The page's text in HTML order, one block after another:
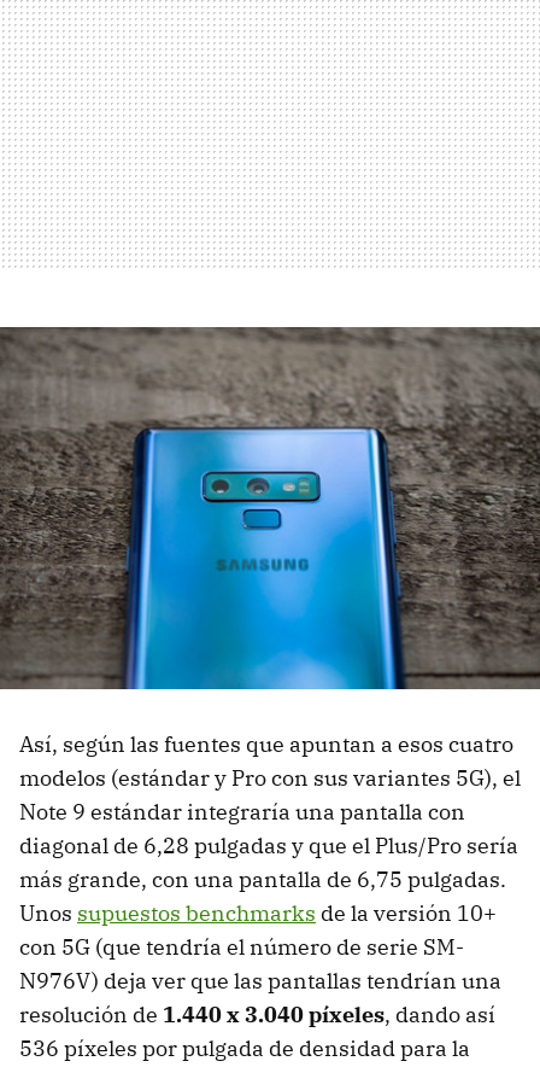
Así, según las fuentes que apuntan a esos cuatro
modelos (estándar y Pro con sus variantes 5G), el
Note 9 estándar integraría una pantalla con
diagonal de 6,28 pulgadas y que el Plus/Pro sería
más grande, con una pantalla de 6,75 pulgadas.
Unos supuestos benchmarks de la versión 10+
con 5G (que tendría el número de serie SM-
N976V) deja ver que las pantallas tendrían una
resolución de 1.440 x 3.040 píxeles, dando así
536 píxeles por pulgada de densidad para la